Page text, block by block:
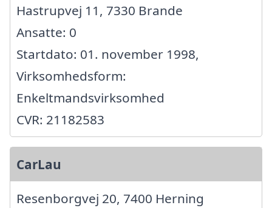
Hastrupvej 11, 7330 Brande
Ansatte: 0
Startdato: 01. november 1998,
Virksomhedsform:
Enkeltmandsvirksomhed
CVR: 21182583
CarLau
Resenborgvej 20, 7400 Herning